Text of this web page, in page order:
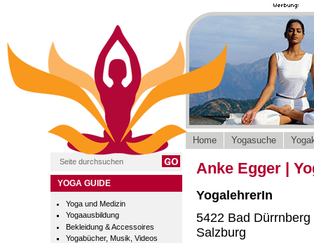
YOGA GUIDE
Yoga und Medizin
Yogaausbildung
Bekleidung & Accessoires
Yogabücher, Musik, Videos
Home Yogasuche
Anke Egger |
YogalehrerIn
5422 Bad Dürrnberg
Salzburg